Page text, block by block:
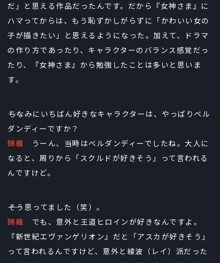
だ」と思える作品だったんです。だから『女神さま』に
ハマってからは、もう恥ずかしがらずに「かわいい女の
子が描きたい」と思えるようになった。加えて、ドラマ
の作り方であったり、キャラクターのバランス感覚だっ
たり、『女神さま』から勉強したことは多いと思いま
す。
――ちなみにいちばん好きなキャラクターは、やっぱりベル
ダンディーですか？
錦織 うーん、当時はベルダンディーでしたね。大人に
なると、周りから「スクルドが好きそう」って言われる
んですけど。
――そう思ってました（笑）。
錦織 でも、意外と王道ヒロインが好きなんですよ。
『新世紀エヴァンゲリオン』だと「アスカが好きそう」
って言われるんですけど、意外と綾波（レイ）派だった